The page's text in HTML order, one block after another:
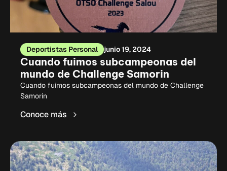
Deportistas Personal junio 19, 2024
Cuando fuimos subcampeonas del
mundo de Challenge Samorin
Cuando fuimos subcampeonas del mundo de Challenge
Samorin
Conoce más